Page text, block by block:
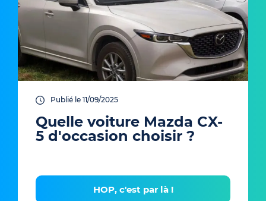
Publié le 11/09/2025
Quelle voiture Mazda CX-
5 d'occasion choisir ?
HOP, c'est par là !